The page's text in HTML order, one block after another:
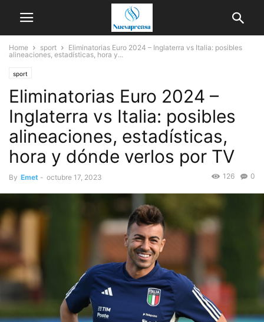
Home sport
Eliminatorias Euro 2024 – Inglaterra vs Italia: posibles
alineaciones, estadísticas, hora y...
sport
Eliminatorias Euro 2024 –
Inglaterra vs Italia: posibles
alineaciones, estadísticas,
hora y dónde verlos por TV
By Emet - octubre 17, 2023 0
126